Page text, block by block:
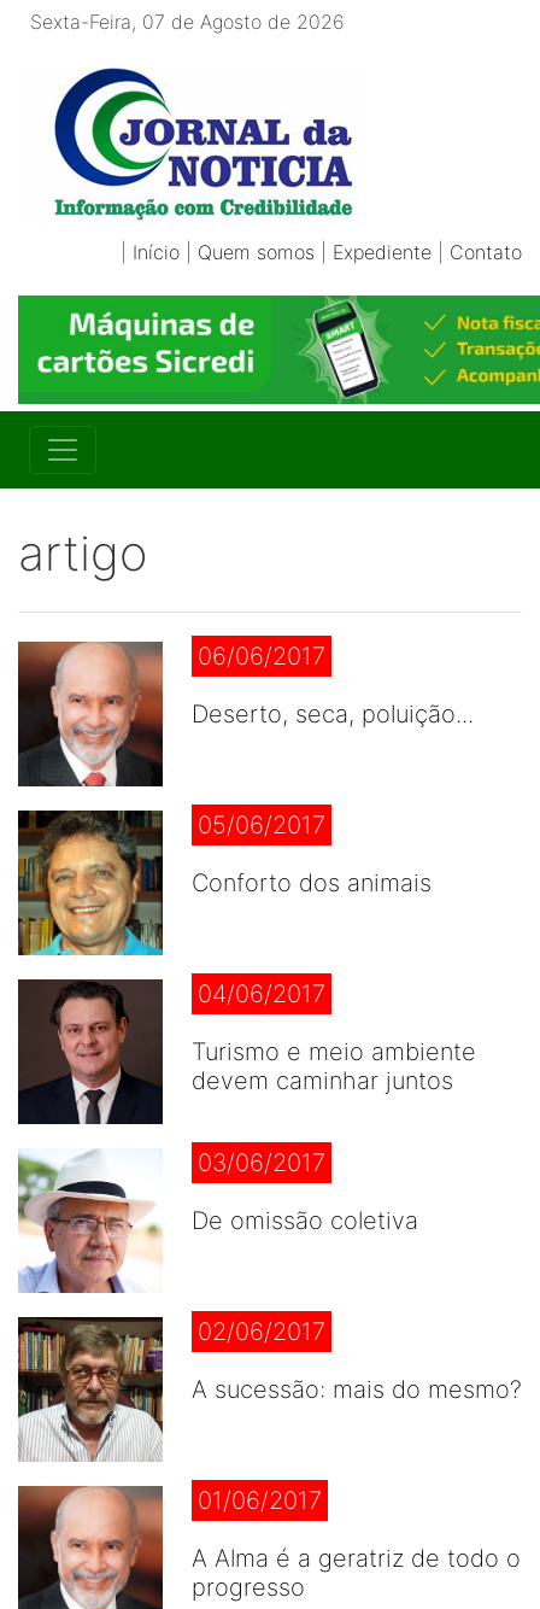
Sexta-Feira, 07 de Agosto de 2026
Início Quem somos Expediente Contato
artigo
06/06/2017
Deserto, seca, poluição...
05/06/2017
Conforto dos animais
04/06/2017
Turismo e meio ambiente
devem caminhar juntos
03/06/2017
De omissão coletiva
02/06/2017
A sucessão: mais do mesmo?
01/06/2017
A Alma é a geratriz de todo o
progresso